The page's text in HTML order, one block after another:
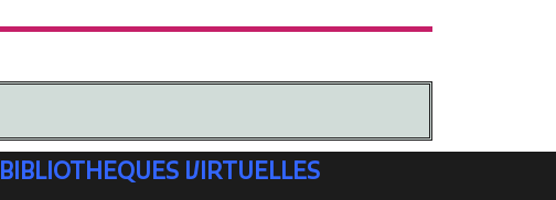
BIBLIOTHEQUES VIRTUELLES